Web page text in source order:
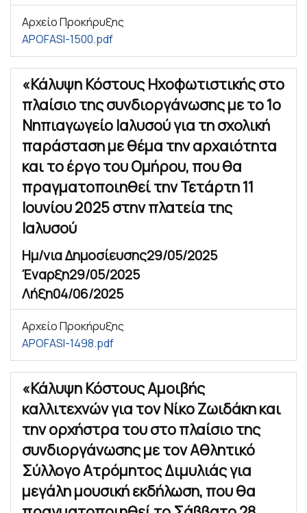
Αρχείο Προκήρυξης
APOFASI-1500.pdf
«Κάλυψη Κόστους Ηχοφωτιστικής στο
πλαίσιο της συνδιοργάνωσης με το 1ο
Νηπιαγωγείο Ιαλυσού για τη σχολική
παράσταση με θέμα την αρχαιότητα
και το έργο του Ομήρου, που θα
πραγματοποιηθεί την Τετάρτη 11
Ιουνίου 2025 στην πλατεία της
Ιαλυσού
Ημ/νια Δημοσίευσης29/05/2025
Έναρξη29/05/2025
Λήξη04/06/2025
Αρχείο Προκήρυξης
APOFASI-1498.pdf
«Κάλυψη Κόστους Αμοιβής
καλλιτεχνών για τον Νίκο Ζωιδάκη και
την ορχήστρα του στο πλαίσιο της
συνδιοργάνωσης με τον Αθλητικό
Σύλλογο Ατρόμητος Διμυλιάς για
μεγάλη μουσική εκδήλωση, που θα